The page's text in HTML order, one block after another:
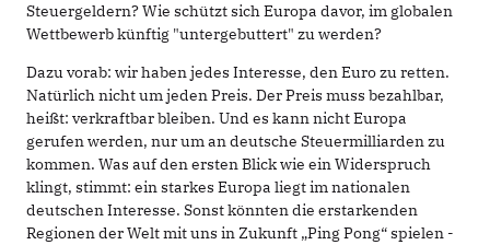
Steuergeldern? Wie schützt sich Europa davor, im globalen
Wettbewerb künftig "untergebuttert" zu werden?
Dazu vorab: wir haben jedes Interesse, den Euro zu retten.
Natürlich nicht um jeden Preis. Der Preis muss bezahlbar,
heißt: verkraftbar bleiben. Und es kann nicht Europa
gerufen werden, nur um an deutsche Steuermilliarden zu
kommen. Was auf den ersten Blick wie ein Widerspruch
klingt, stimmt: ein starkes Europa liegt im nationalen
deutschen Interesse. Sonst könnten die erstarkenden
Regionen der Welt mit uns in Zukunft „Ping Pong“ spielen -